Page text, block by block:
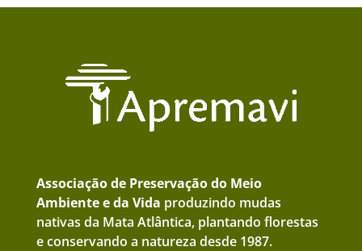
Associação de Preservação do Meio
Ambiente e da Vida produzindo mudas
nativas da Mata Atlântica, plantando florestas
e conservando a natureza desde 1987.